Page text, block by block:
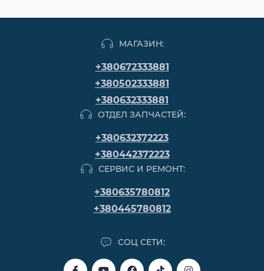
МАГАЗИН:
+380672333881
+380502333881
+380632333881
ОТДЕЛ ЗАПЧАСТЕЙ:
+380632372223
+380442372223
СЕРВИС И РЕМОНТ:
+380635780812
+380445780812
СОЦ СЕТИ: